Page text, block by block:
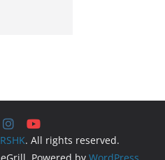
. All rights reserved.